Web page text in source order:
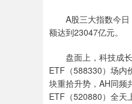
A股三大指数今日
额达到23047亿元。
盘面上，科技成长
ETF（588330）场内
块重拾升势，AH同频
ETF（520880）全天